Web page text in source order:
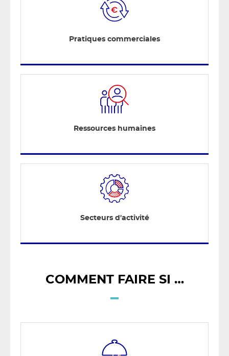
Pratiques commerciales
Ressources humaines
Secteurs d'activité
COMMENT FAIRE SI …